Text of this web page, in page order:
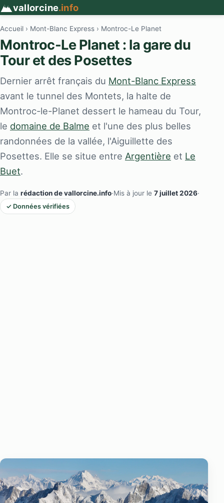
vallorcine.info
Accueil › Mont-Blanc Express › Montroc-Le Planet
Montroc-Le Planet : la gare du
Tour et des Posettes
Dernier arrêt français du Mont-Blanc Express
avant le tunnel des Montets, la halte de
Montroc-le-Planet dessert le hameau du Tour,
le domaine de Balme et l'une des plus belles
randonnées de la vallée, l'Aiguillette des
Posettes. Elle se situe entre Argentière et Le
Buet.
Par la rédaction de vallorcine.info·Mis à jour le 7 juillet 2026·
✓ Données vérifiées